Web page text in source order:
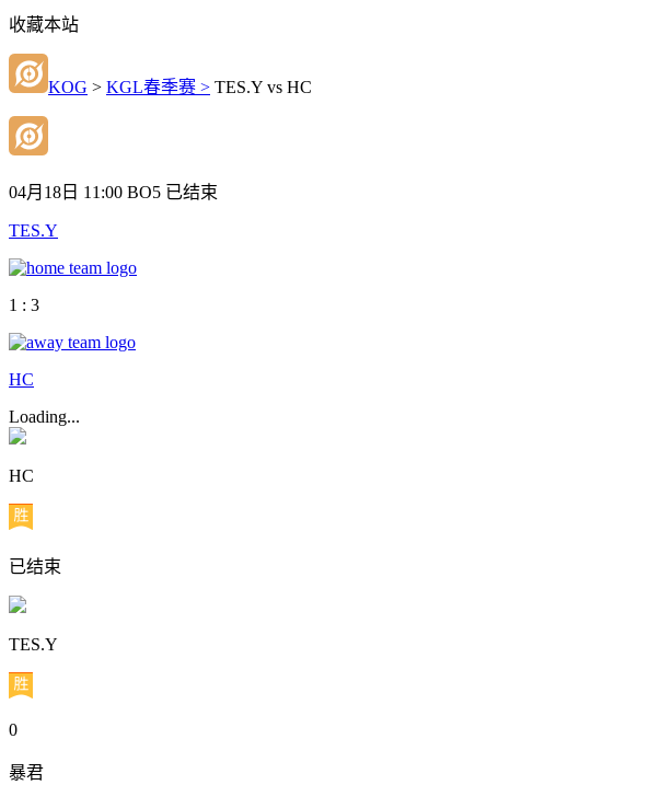
收藏本站
KOG > KGL春季赛 > TES.Y vs HC
04月18日 11:00 BO5 已结束
TES.Y
1 : 3
HC
Loading...
HC
已结束
TES.Y
0
暴君